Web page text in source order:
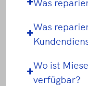
Was
Wo ist
verfügbar?